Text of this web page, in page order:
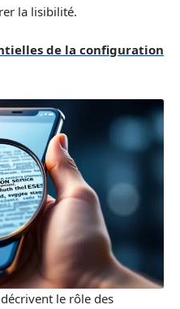
la lisibilité.
de la configuration
le rôle des